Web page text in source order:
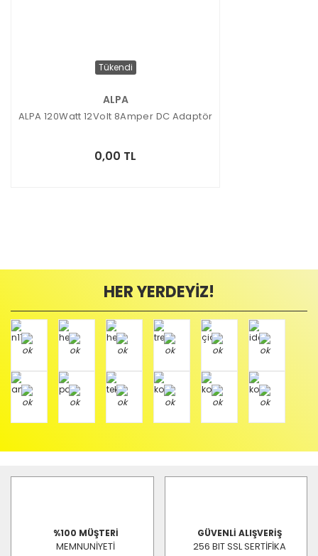
Tükendi
ALPA
ALPA 120Watt 12Volt 8Amper DC Adaptör
0,00 TL
HER YERDEYİZ!
%100 MÜŞTERİ
MEMNUNİYETİ
GÜVENLİ ALIŞVERİŞ
256 BIT SSL SERTİFİKA